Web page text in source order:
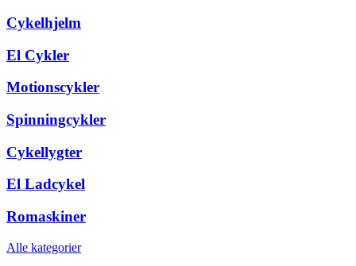
Cykelhjelm
El Cykler
Motionscykler
Spinningcykler
Cykellygter
El Ladcykel
Romaskiner
Alle kategorier